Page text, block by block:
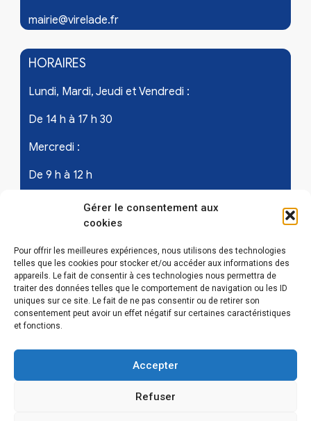
Gérer le consentement aux
cookies
Pour offrir les meilleures expériences, nous utilisons des technologies
telles que les cookies pour stocker et/ou accéder aux informations des
appareils. Le fait de consentir à ces technologies nous permettra de
traiter des données telles que le comportement de navigation ou les ID
uniques sur ce site. Le fait de ne pas consentir ou de retirer son
consentement peut avoir un effet négatif sur certaines caractéristiques
et fonctions.
Accepter
Refuser
mairie@virelade.fr
HORAIRES
Lundi, Mardi, Jeudi et Vendredi :
De 14 h à 17 h 30
Mercredi :
De 9 h à 12 h
Samedi - les 1er et 3ème de chaque mois :
De 9 h à 12 h
LIENS UTILES
Mentions légales
Politique de confidentialité
Politique de cookies (EU)